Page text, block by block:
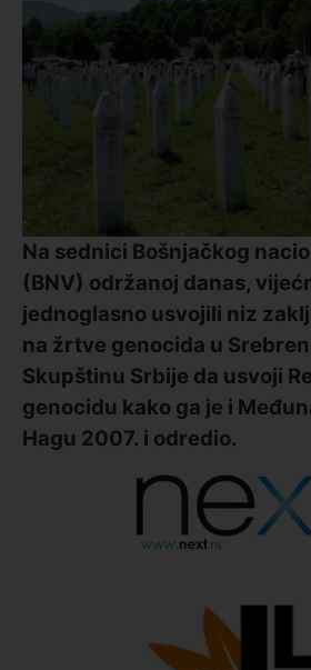
Na sednici Bošnjačkog
(BNV) održanoj danas,
jednoglasno usvojili niz
na žrtve genocida u
Skupštinu Srbije da usvoji
genocidu kako ga je i
Hagu 2007. i odredio.